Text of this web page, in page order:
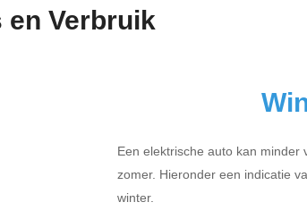
Verbruik
Een elektrische auto kan
zomer. Hieronder een indicatie
winter.